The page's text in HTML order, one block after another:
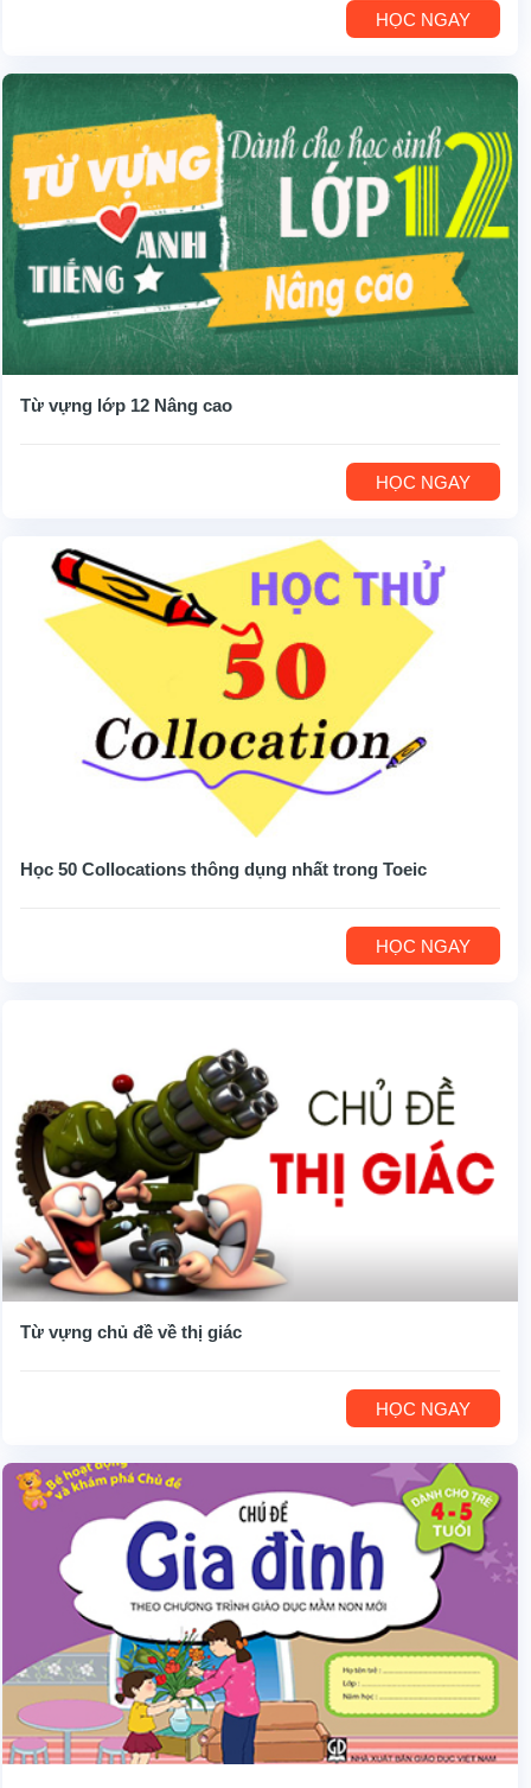
HỌC NGAY
Từ vựng lớp 12 Nâng cao
HỌC NGAY
Học 50 Collocations thông dụng nhất trong Toeic
HỌC NGAY
Từ vựng chủ đề về thị giác
HỌC NGAY